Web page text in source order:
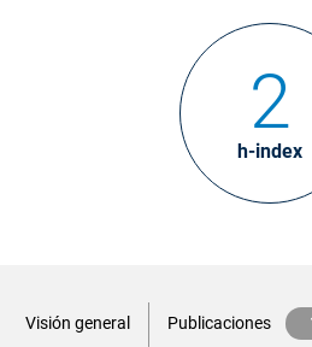
h-index
2
Visión general Publicaciones